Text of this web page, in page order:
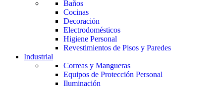
Baños
Cocinas
Decoración
Electrodomésticos
Higiene Personal
Revestimientos de Pisos y Paredes
Industrial
Correas y Mangueras
Equipos de Protección Personal
Iluminación